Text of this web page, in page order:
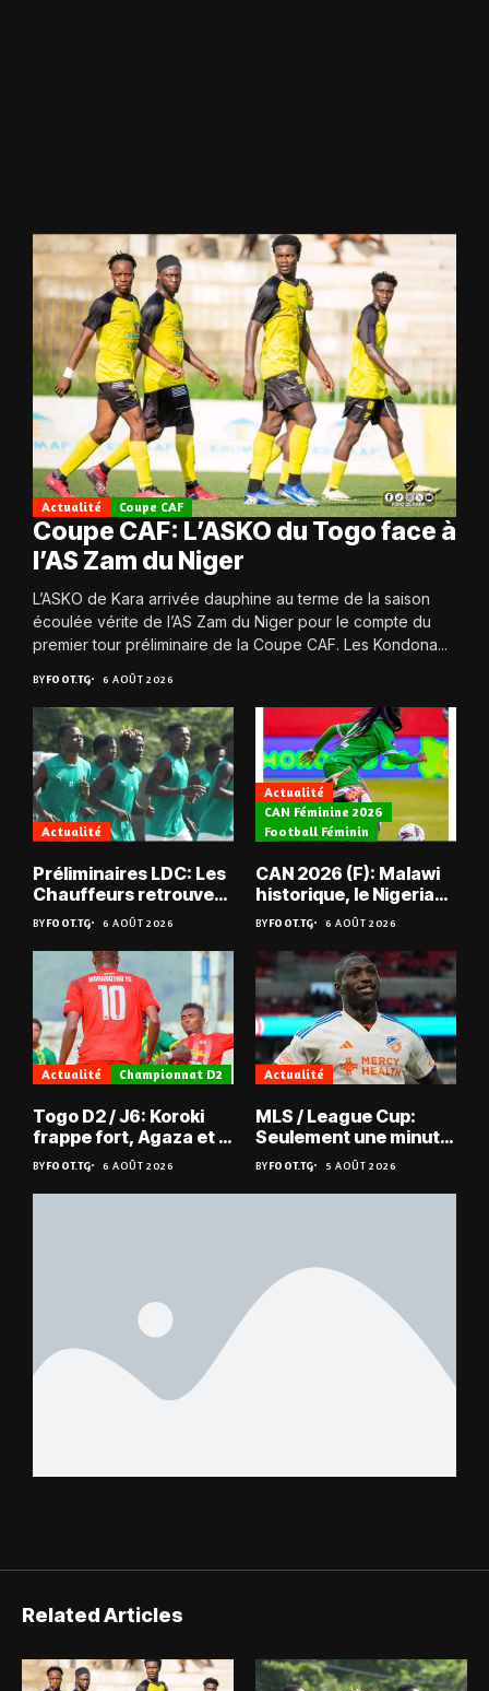
Actualité Coupe CAF
Coupe CAF: L’ASKO du Togo face à
l’AS Zam du Niger
L’ASKO de Kara arrivée dauphine au terme de la saison
écoulée vérite de l’AS Zam du Niger pour le compte du
premier tour préliminaire de la Coupe CAF. Les Kondona...
BYFOOT.TG 6 AOÛT 2026
Actualité
Préliminaires LDC: Les
Chauffeurs retrouvent
les Mimos
BYFOOT.TG 6 AOÛT 2026
Actualité
CAN Féminine 2026
Football Féminin
CAN 2026 (F): Malawi
historique, le Nigeria
sauvé, la Zambie
éliminée
BYFOOT.TG 6 AOÛT 2026
Actualité Championnat D2
Togo D2 / J6: Koroki
frappe fort, Agaza et la
JCA assurent,
suspense avant Sara
FC – Doumbé FC
BYFOOT.TG 6 AOÛT 2026
Actualité
MLS / League Cup:
Seulement une minute
de jeu pour Kévin
Denkey
BYFOOT.TG 5 AOÛT 2026
Related Articles